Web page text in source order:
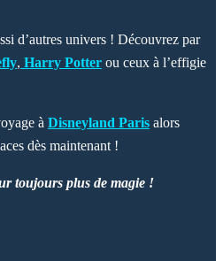
d’autres univers ! Découvrez par
, Harry Potter ou ceux à l’effigie
à Disneyland Paris alors
dès maintenant !
toujours plus de magie !